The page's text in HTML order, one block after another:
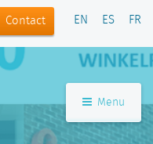
Contact EN ES FR
Menu